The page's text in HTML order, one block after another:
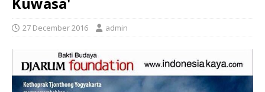
27 December 2016 admin